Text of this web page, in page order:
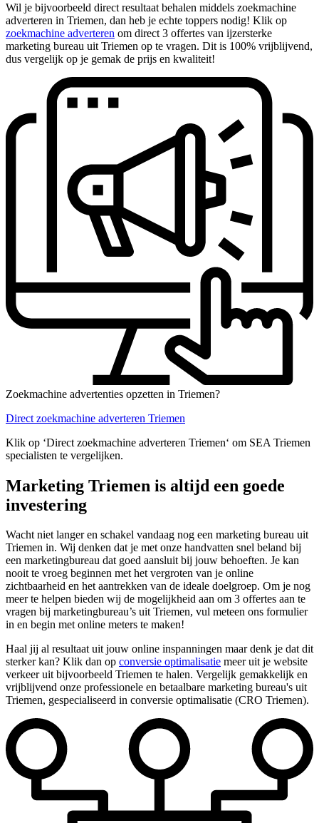
Wil je bijvoorbeeld direct resultaat behalen middels zoekmachine
adverteren in Triemen, dan heb je echte toppers nodig! Klik op
zoekmachine adverteren om direct 3 offertes van ijzersterke
marketing bureau uit Triemen op te vragen. Dit is 100% vrijblijvend,
dus vergelijk op je gemak de prijs en kwaliteit!
Zoekmachine advertenties opzetten in Triemen?
Direct zoekmachine adverteren Triemen
Klik op ‘Direct zoekmachine adverteren Triemen‘ om SEA Triemen
specialisten te vergelijken.
Marketing Triemen is altijd een goede
investering
Wacht niet langer en schakel vandaag nog een marketing bureau uit
Triemen in. Wij denken dat je met onze handvatten snel beland bij
een marketingbureau dat goed aansluit bij jouw behoeften. Je kan
nooit te vroeg beginnen met het vergroten van je online
zichtbaarheid en het aantrekken van de ideale doelgroep. Om je nog
meer te helpen bieden wij de mogelijkheid aan om 3 offertes aan te
vragen bij marketingbureau’s uit Triemen, vul meteen ons formulier
in en begin met online meters te maken!
Haal jij al resultaat uit jouw online inspanningen maar denk je dat dit
sterker kan? Klik dan op conversie optimalisatie meer uit je website
verkeer uit bijvoorbeeld Triemen te halen. Vergelijk gemakkelijk en
vrijblijvend onze professionele en betaalbare marketing bureau's uit
Triemen, gespecialiseerd in conversie optimalisatie (CRO Triemen).